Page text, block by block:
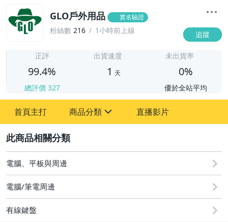
GLO戶外用品 實名驗證
粉絲數 216 1小時前上線 追蹤
正評
99.4%
總評價 327
出貨速度
1 天
未出貨率
0%
優於全站平均
首頁主打 商品分類
汽機車精品百貨
居家、家具與園藝
家電與影音視聽
直播影片
電腦、平板與周邊
電腦/筆電周邊
有線鍵盤